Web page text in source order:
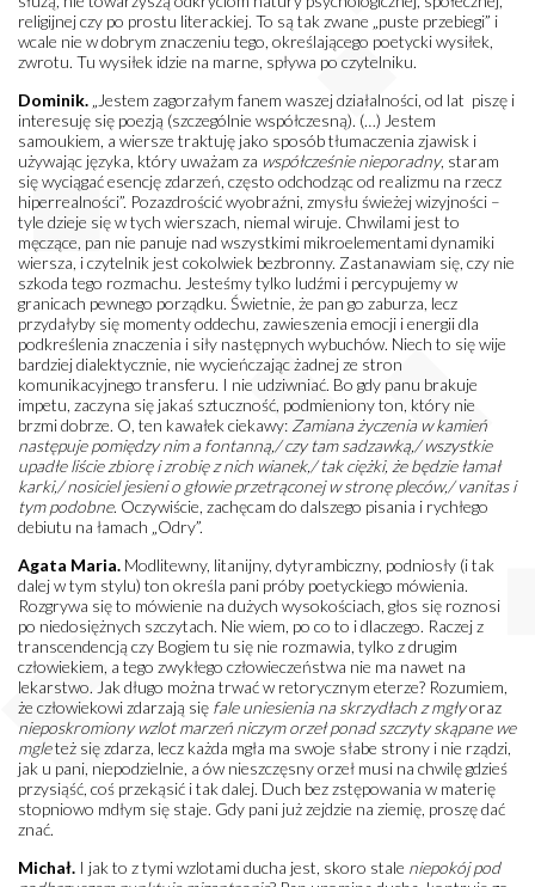
religijnej czy po prostu literackiej. To są tak zwane „puste przebiegi” i
wcale nie w dobrym znaczeniu tego, określającego poetycki wysiłek,
zwrotu. Tu wysiłek idzie na marne, spływa po czytelniku.
Dominik. „Jestem zagorzałym fanem waszej działalności, od lat piszę i
interesuję się poezją (szczególnie współczesną). (…) Jestem
samoukiem, a wiersze traktuję jako sposób tłumaczenia zjawisk i
używając języka, który uważam za współcześnie nieporadny, staram
się wyciągać esencję zdarzeń, często odchodząc od realizmu na rzecz
hiperrealności”. Pozazdrościć wyobraźni, zmysłu świeżej wizyjności –
tyle dzieje się w tych wierszach, niemal wiruje. Chwilami jest to
męczące, pan nie panuje nad wszystkimi mikroelementami dynamiki
wiersza, i czytelnik jest cokolwiek bezbronny. Zastanawiam się, czy nie
szkoda tego rozmachu. Jesteśmy tylko ludźmi i percypujemy w
granicach pewnego porządku. Świetnie, że pan go zaburza, lecz
przydałyby się momenty oddechu, zawieszenia emocji i energii dla
podkreślenia znaczenia i siły następnych wybuchów. Niech to się wije
bardziej dialektycznie, nie wycieńczając żadnej ze stron
komunikacyjnego transferu. I nie udziwniać. Bo gdy panu brakuje
impetu, zaczyna się jakaś sztuczność, podmieniony ton, który nie
brzmi dobrze. O, ten kawałek ciekawy: Zamiana życzenia w kamień
następuje pomiędzy nim a fontanną,/ czy tam sadzawką,/ wszystkie
upadłe liście zbiorę i zrobię z nich wianek,/ tak ciężki, że będzie łamał
karki,/ nosiciel jesieni o głowie przetrąconej w stronę pleców,/ vanitas i
tym podobne. Oczywiście, zachęcam do dalszego pisania i rychłego
debiutu na łamach „Odry”.
Agata Maria. Modlitewny, litanijny, dytyrambiczny, podniosły (i tak
dalej w tym stylu) ton określa pani próby poetyckiego mówienia.
Rozgrywa się to mówienie na dużych wysokościach, głos się roznosi
po niedosiężnych szczytach. Nie wiem, po co to i dlaczego. Raczej z
transcendencją czy Bogiem tu się nie rozmawia, tylko z drugim
człowiekiem, a tego zwykłego człowieczeństwa nie ma nawet na
lekarstwo. Jak długo można trwać w retorycznym eterze? Rozumiem,
że człowiekowi zdarzają się fale uniesienia na skrzydłach z mgłyoraz
nieposkromiony wzlot marzeń niczym orzeł ponad szczyty skąpane we
mgleteż się zdarza, lecz każda mgła ma swoje słabe strony i nie rządzi,
jak u pani, niepodzielnie, a ów nieszczęsny orzeł musi na chwilę gdzieś
przysiąść, coś przekąsić i tak dalej. Duch bez zstępowania w materię
stopniowo mdłym się staje. Gdy pani już zejdzie na ziemię, proszę dać
znać.
Michał. I jak to z tymi wzlotami ducha jest, skoro stale niepokój pod